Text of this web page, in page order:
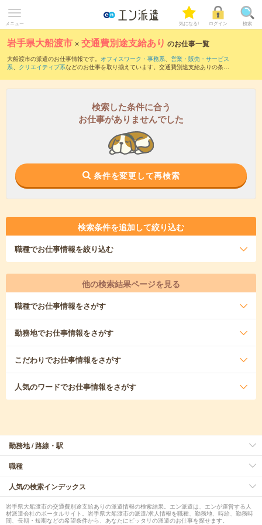
メニュー 気になる! ログイン 検索
岩手県大船渡市 ×交通費別途支給あり のお仕事一覧
大船渡市の派遣のお仕事情報です。 オフィスワーク・事務系、 営業・販売・サービス
系、 クリエイティブ系などのお仕事を取り揃えています。交通費別途支給ありの条件
検索した条件に合う
お仕事がありませんでした
条件を変更して再検索
検索条件を追加して絞り込む
職種でお仕事情報を絞り込む
他の検索結果ページを見る
職種でお仕事情報をさがす
勤務地でお仕事情報をさがす
こだわりでお仕事情報をさがす
人気のワードでお仕事情報をさがす
勤務地 / 路線・駅
職種
人気の検索インデックス
岩手県大船渡市の交通費別途支給ありの派遣情報の検索結果。エン派遣は、エンが運営する人
材派遣会社のポータルサイト。岩手県大船渡市の派遣/求人情報を職種、勤務地、時給、勤務時
間、長期・短期などの希望条件から、あなたにピッタリの派遣のお仕事を探せます。